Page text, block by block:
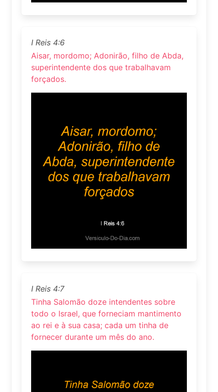
I Reis 4:6
Aisar, mordomo; Adonirão, filho de Abda,
superintendente dos que trabalhavam
forçados.
I Reis 4:7
Tinha Salomão doze intendentes sobre
todo o Israel, que forneciam mantimento
ao rei e à sua casa; cada um tinha de
fornecer durante um mês do ano.